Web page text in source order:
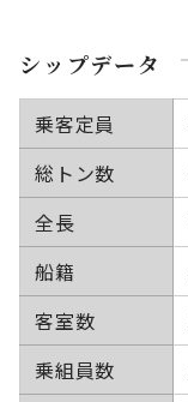
シップデータ
乗客定員
総トン数
全長
船籍
客室数
乗組員数